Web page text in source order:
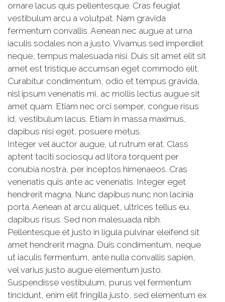
ornare lacus quis pellentesque. Cras feugiat
vestibulum arcu a volutpat. Nam gravida
fermentum convallis. Aenean nec augue at urna
iaculis sodales non a justo. Vivamus sed imperdiet
neque, tempus malesuada nisi. Duis sit amet elit sit
amet est tristique accumsan eget commodo elit.
Curabitur condimentum, odio et tempus gravida,
nisl ipsum venenatis mi, ac mollis lectus augue sit
amet quam. Etiam nec orci semper, congue risus
id, vestibulum lacus. Etiam in massa maximus,
dapibus nisi eget, posuere metus.
Integer vel auctor augue, ut rutrum erat. Class
aptent taciti sociosqu ad litora torquent per
conubia nostra, per inceptos himenaeos. Cras
venenatis quis ante ac venenatis. Integer eget
hendrerit magna. Nunc dapibus nunc non lacinia
porta. Aenean at arcu aliquet, ultrices tellus eu,
dapibus risus. Sed non malesuada nibh.
Pellentesque et justo in ligula pulvinar eleifend sit
amet hendrerit magna. Duis condimentum, neque
ut iaculis fermentum, ante nulla convallis sapien,
vel varius justo augue elementum justo.
Suspendisse vestibulum, purus vel fermentum
tincidunt, enim elit fringilla justo, sed elementum ex